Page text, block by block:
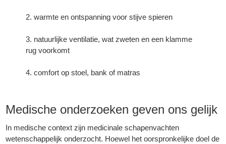
warmte en ontspanning voor stijve spieren
natuurlijke ventilatie, wat zweten en een klamme
rug voorkomt
comfort op stoel, bank of matras
Medische onderzoeken geven ons gelijk
In medische context zijn medicinale schapenvachten
wetenschappelijk onderzocht. Hoewel het oorspronkelijke doel de